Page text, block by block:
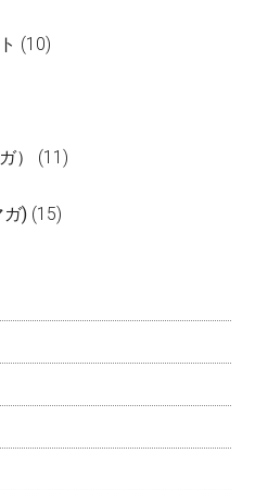
(10)
）
(11)
ガ) (15)